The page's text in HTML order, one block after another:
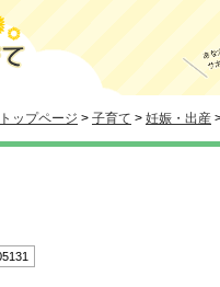
トップページ > 子育て > 妊娠・出産